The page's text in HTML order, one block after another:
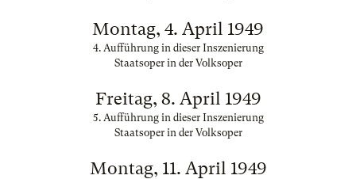
Montag, 4. April 1949
4. Aufführung in dieser Inszenierung
Staatsoper in der Volksoper
Freitag, 8. April 1949
5. Aufführung in dieser Inszenierung
Staatsoper in der Volksoper
Montag, 11. April 1949